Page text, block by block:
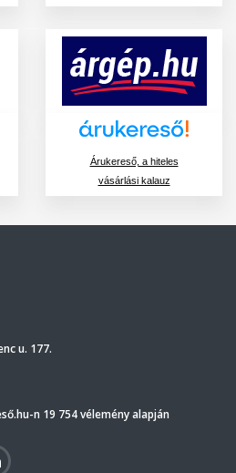
Árukereső, a hiteles
vásárlási kalauz
u. 177.
n 19 754 vélemény alapján